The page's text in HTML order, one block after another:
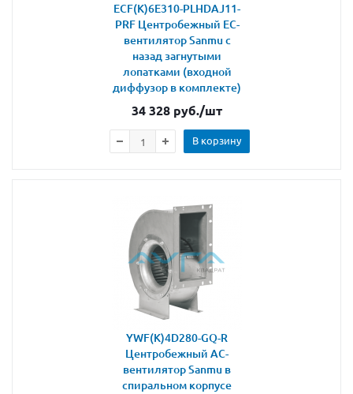
ECF(K)6E310-PLHDAJ11-
PRF Центробежный ЕС-
вентилятор Sanmu с
назад загнутыми
лопатками (входной
диффузор в комплекте)
34 328 руб./шт
В корзину
YWF(K)4D280-GQ-R
Центробежный АС-
вентилятор Sanmu в
спиральном корпусе